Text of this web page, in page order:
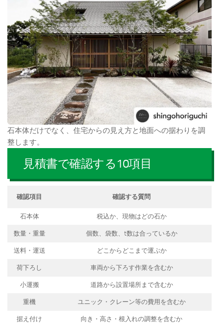
石本体だけでなく、住宅からの見え方と地面への据わりを調
整します。
見積書で確認する10項目
確認項目 確認する質問
石本体 税込か、現物はどの石か
数量・重量 個数、袋数、t数は合っているか
送料・運送 どこからどこまで運ぶか
荷下ろし 車両から下ろす作業を含むか
小運搬 道路から設置場所まで含むか
重機 ユニック・クレーン等の費用を含むか
据え付け 向き・高さ・根入れの調整を含むか